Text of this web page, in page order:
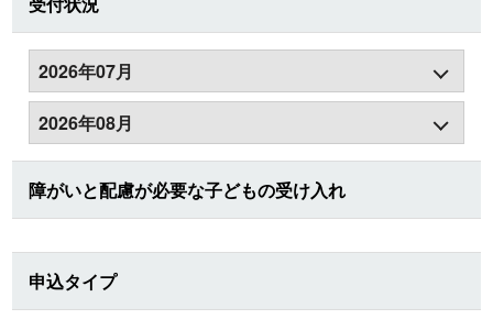
2026年07月
2026年08月
障がいと配慮が必要な子どもの受け入れ
申込タイプ